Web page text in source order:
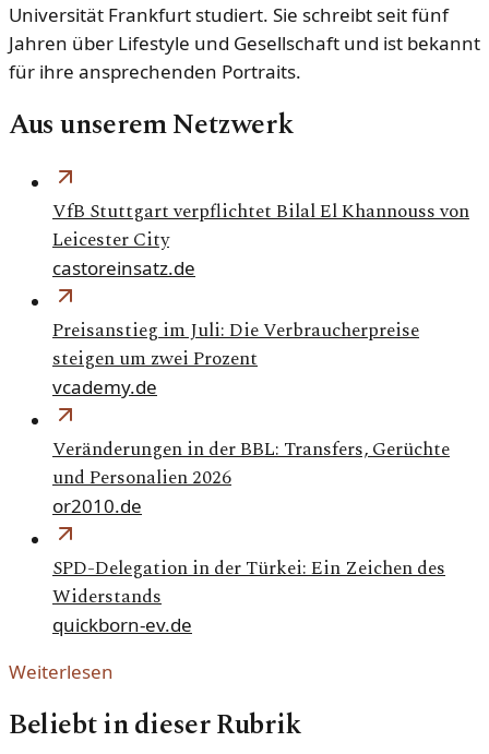
Universität Frankfurt studiert. Sie schreibt seit fünf
Jahren über Lifestyle und Gesellschaft und ist bekannt
für ihre ansprechenden Portraits.
Aus unserem Netzwerk
VfB Stuttgart verpflichtet Bilal El Khannouss von
Leicester City
castoreinsatz.de
Preisanstieg im Juli: Die Verbraucherpreise
steigen um zwei Prozent
vcademy.de
Veränderungen in der BBL: Transfers, Gerüchte
und Personalien 2026
or2010.de
SPD-Delegation in der Türkei: Ein Zeichen des
Widerstands
quickborn-ev.de
Weiterlesen
Beliebt in dieser Rubrik